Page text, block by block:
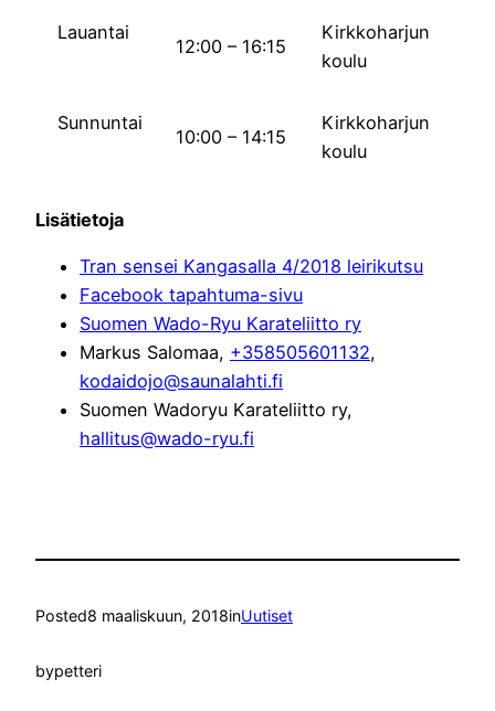
Lauantai
12:00 – 16:15
Kirkkoharjun
koulu
Sunnuntai
10:00 – 14:15
Kirkkoharjun
koulu
Lisätietoja
Tran sensei Kangasalla 4/2018 leirikutsu
Facebook tapahtuma-sivu
Suomen Wado-Ryu Karateliitto ry
Markus Salomaa, +358505601132,
kodaidojo@saunalahti.fi
Suomen Wadoryu Karateliitto ry,
hallitus@wado-ryu.fi
Posted8 maaliskuun, 2018inUutiset
bypetteri